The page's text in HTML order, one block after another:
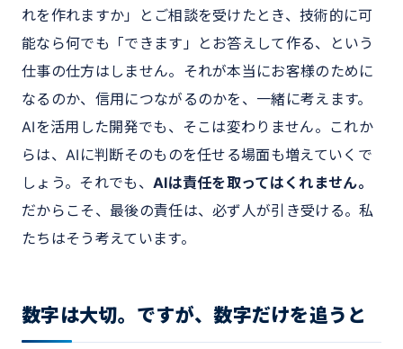
れを作れますか」とご相談を受けたとき、技術的に可
能なら何でも「できます」とお答えして作る、という
仕事の仕方はしません。それが本当にお客様のために
なるのか、信用につながるのかを、一緒に考えます。
AIを活用した開発でも、そこは変わりません。これか
らは、AIに判断そのものを任せる場面も増えていくで
しょう。それでも、 AIは責任を取ってはくれません。
だからこそ、最後の責任は、必ず人が引き受ける。私
たちはそう考えています。
数字は大切。ですが、数字だけを追うと